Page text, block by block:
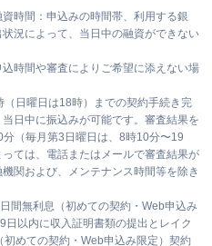
時間：申込みの時間帯、利用する銀
況によって、当日中の融資ができない
時間や審査によりご希望に添えない場
日曜日は18時）までの契約手続き完
日中に振込みが可能です。審査結果を
（毎月第3日曜日は、8時10分〜19
ては、電話またはメールで審査結果が
関および、メンテナンス時間等を除き
間無利息（初めての契約・Web申込み
以内に収入証明書類の提出とレイク
めての契約・Web申込み限定）契約